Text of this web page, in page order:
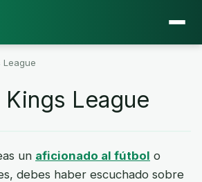
League
League
un aficionado al fútbol o
debes haber escuchado sobre